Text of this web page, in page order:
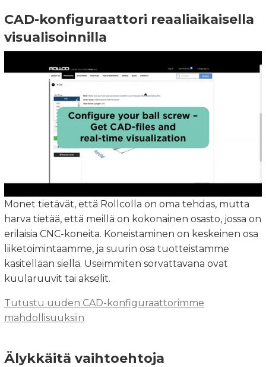
CAD-konfiguraattori reaaliaikaisella
visualisoinnilla
Monet tietävät, että Rollcolla on oma tehdas, mutta
harva tietää, että meillä on kokonainen osasto, jossa on
erilaisia CNC-koneita. Koneistaminen on keskeinen osa
liiketoimintaamme, ja suurin osa tuotteistamme
käsitellään siellä. Useimmiten sorvattavana ovat
kuularuuvit tai akselit.
Tutustu uuden CAD-konfiguraattorimme
mahdollisuuksiin
Älykkäitä vaihtoehtoja